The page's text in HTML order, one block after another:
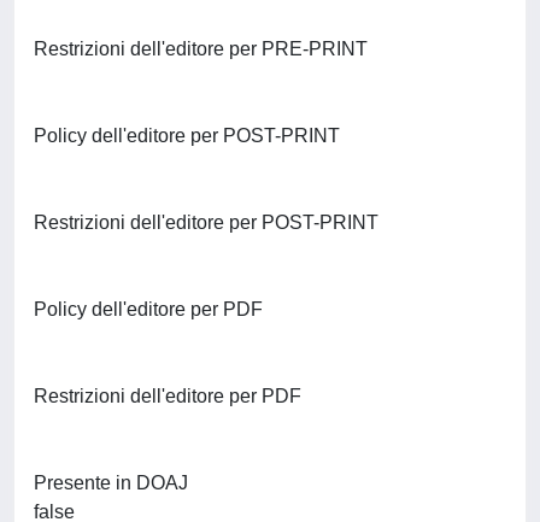
Restrizioni dell'editore per PRE-PRINT
Policy dell'editore per POST-PRINT
Restrizioni dell'editore per POST-PRINT
Policy dell'editore per PDF
Restrizioni dell'editore per PDF
Presente in DOAJ